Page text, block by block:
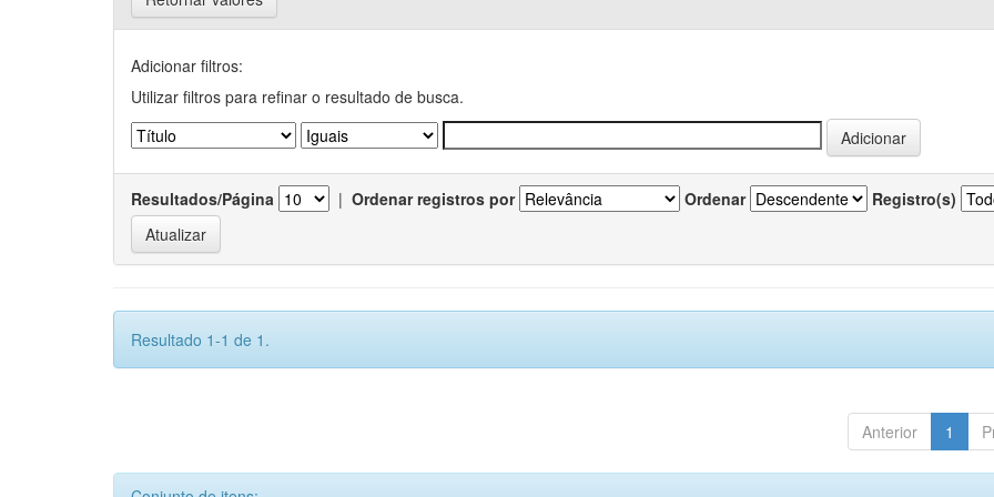
Adicionar filtros:
Utilizar filtros para refinar o resultado de busca.
Resultados/Página | Ordenar registros por Ordenar Registro(s)
Resultado 1-1 de 1.
Anterior 1